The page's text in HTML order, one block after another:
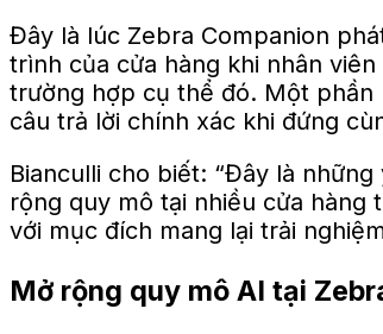
Đây là lúc Zebra Companion
trình của cửa hàng khi nhân
trường hợp cụ thể đó. Một phần
câu trả lời chính xác khi đứng
Bianculli cho biết: “Đây là
rộng quy mô tại nhiều cửa
với mục đích mang lại trải
Mở rộng quy mô AI tại